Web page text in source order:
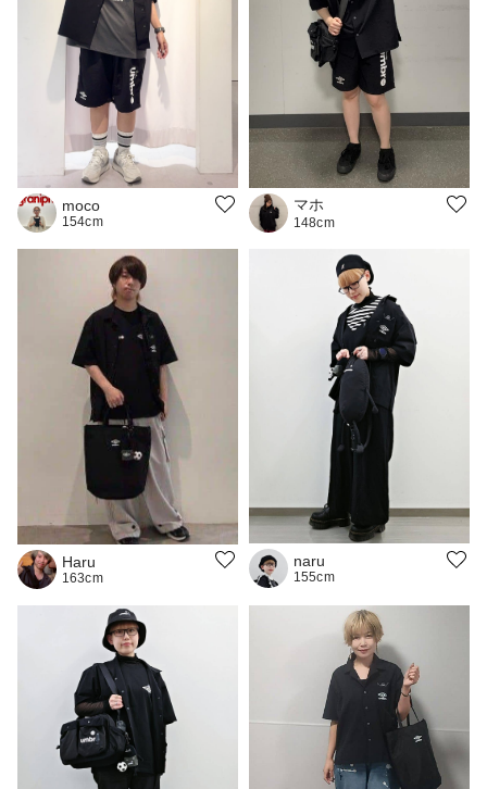
moco
154cm
マホ
148cm
Haru
163cm
naru
155cm